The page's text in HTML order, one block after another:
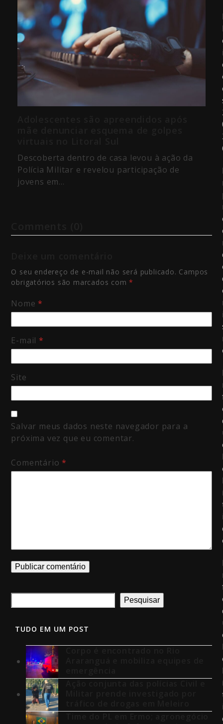
Descoberta dentro de casa levou à ação da
Polícia Militar e revelou participação de
jovens em…
O seu endereço de e-mail não será publicado. Campos
obrigatórios são marcados com*
Nome*
E-mail*
Site
Salvar meus dados neste navegador para a
próxima vez que eu comentar.
Comentário*
Pesquisar
TUDO EM UM POST